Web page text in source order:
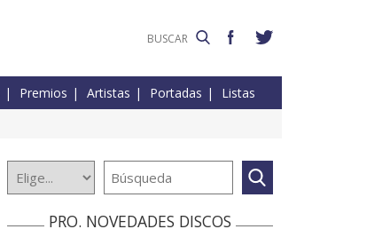
Premios Artistas Portadas Listas
PRO. NOVEDADES DISCOS